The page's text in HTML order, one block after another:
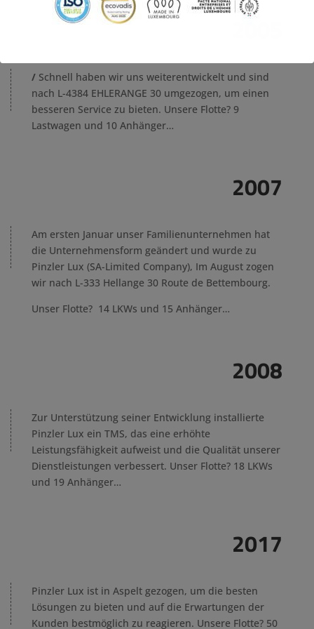
2005
/ Schnell haben wir uns weiterentwickelt und sind
nach L-4384 EHLERANGE 30 umgezogen, um einen
besseren Service zu bieten. Unsere Flotte? 9
Lastwagen und 10 Anhänger…
2007
Am ersten Januar unser Familienunternehmen hat
die Unternehmensform geändert und wurde zu
Pinzler Lux (SA-Limited Company), Im August zogen
wir nach L-333 Hellange 30 Route de Bettembourg.
Unser Flotte? 14 LKWs und 15 Anhänger…
2008
Zur Unterstützung seiner Entwicklung installierte
Pinzler Lux ein TMS, das eine erhöhte
Leistungsfähigkeit aufweist und die Qualität unserer
Dienstleistungen verbessert. Unser Flotte? 18 LKWs
und 19 Anhänger…
2017
Pinzler Lux ist in Aspelt gezogen, um die besten
Lösungen zu bieten und auf die Erwartungen der
Kunden bestmöglich zu reagieren. Unsere Flotte? 50